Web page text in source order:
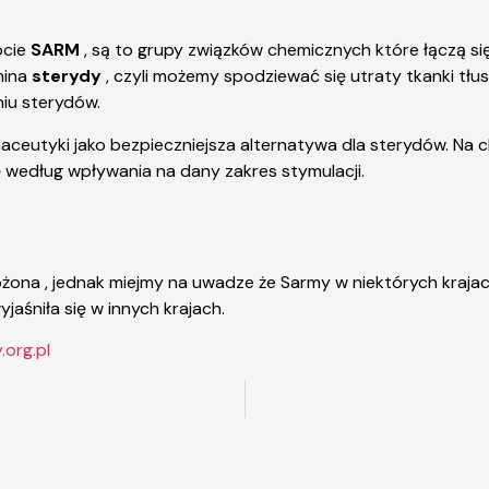
SARM , są to grupy związków chemicznych które łączą
sterydy, czyli możemy spodziewać się utraty tkanki
sterydów.
jako bezpieczniejsza alternatywa dla sterydów. Na
wpływania na dany zakres stymulacji.
, jednak miejmy na uwadze że Sarmy w niektórych
się w innych krajach.